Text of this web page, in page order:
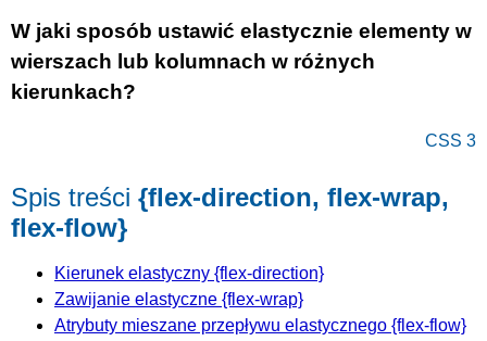
W jaki sposób ustawić elastycznie elementy w
wierszach lub kolumnach w różnych
kierunkach?
CSS 3
Spis treści {flex-direction, flex-wrap,
flex-flow}
Kierunek elastyczny {flex-direction}
Zawijanie elastyczne {flex-wrap}
Atrybuty mieszane przepływu elastycznego {flex-flow}